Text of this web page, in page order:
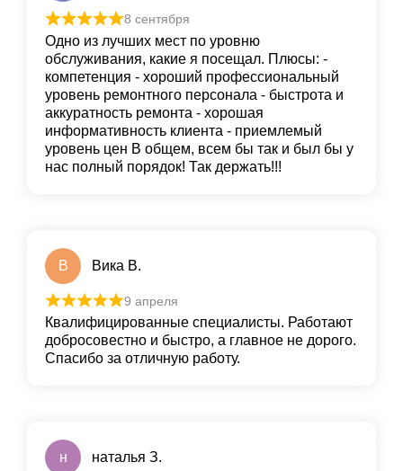
8 сентября
Одно из лучших мест по уровню
обслуживания, какие я посещал. Плюсы: -
компетенция - хороший профессиональный
уровень ремонтного персонала - быстрота и
аккуратность ремонта - хорошая
информативность клиента - приемлемый
уровень цен В общем, всем бы так и был бы у
нас полный порядок! Так держать!!!
В Вика В.
9 апреля
Квалифицированные специалисты. Работают
добросовестно и быстро, а главное не дорого.
Спасибо за отличную работу.
н наталья З.